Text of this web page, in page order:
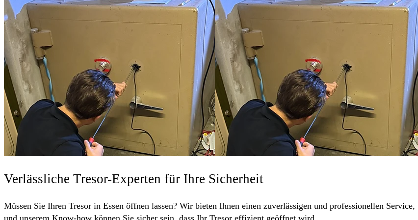
Verlässliche Tresor-Experten für Ihre Sicherheit
Müssen Sie Ihren Tresor in Essen öffnen lassen? Wir bieten Ihnen einen zuverlässigen und professionellen